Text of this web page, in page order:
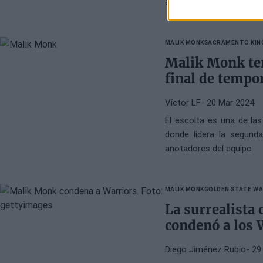
MALIK MONKSACRAMENTO
Malik Monk
final de
Víctor LF- 20 Mar 2024
El escolta es una de
donde lidera la
anotadores del equipo
MALIK MONKGOLDEN STATE
La surrealista
condenó a los
Diego Jiménez Rubio-